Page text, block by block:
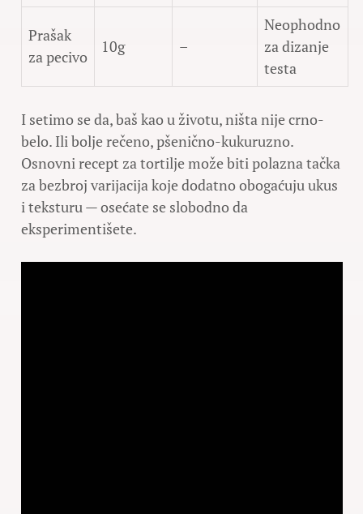
Prašak
za pecivo
10g –
Neophodno
za dizanje
testa
I setimo se da, baš kao u životu, ništa nije crno-
belo. Ili bolje rečeno, pšenično-kukuruzno.
Osnovni recept za tortilje može biti polazna tačka
za bezbroj varijacija koje dodatno obogaćuju ukus
i teksturu — osećate se slobodno da
eksperimentišete.